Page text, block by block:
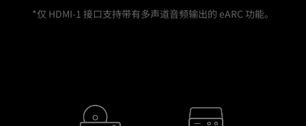
*仅 HDMI-1 接口支持带有多声道音频输出的 eARC 功能。